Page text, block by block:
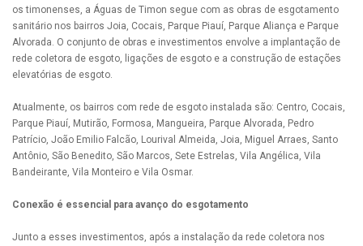
os timonenses, a Águas de Timon segue com as obras de esgotamento
sanitário nos bairros Joia, Cocais, Parque Piauí, Parque Aliança e Parque
Alvorada. O conjunto de obras e investimentos envolve a implantação de
rede coletora de esgoto, ligações de esgoto e a construção de estações
elevatórias de esgoto.
Atualmente, os bairros com rede de esgoto instalada são: Centro, Cocais,
Parque Piauí, Mutirão, Formosa, Mangueira, Parque Alvorada, Pedro
Patrício, João Emilio Falcão, Lourival Almeida, Joia, Miguel Arraes, Santo
Antônio, São Benedito, São Marcos, Sete Estrelas, Vila Angélica, Vila
Bandeirante, Vila Monteiro e Vila Osmar.
Conexão é essencial para avanço do esgotamento
Junto a esses investimentos, após a instalação da rede coletora nos